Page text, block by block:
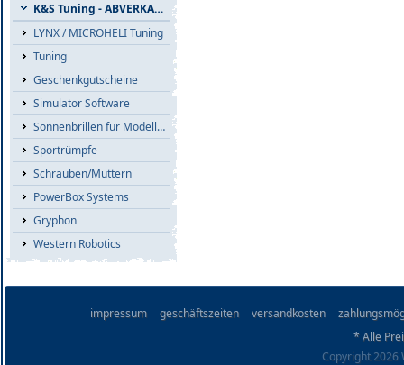
K&S Tuning - ABVERKAUF
LYNX / MICROHELI Tuning
Tuning
Geschenkgutscheine
Simulator Software
Sonnenbrillen für Modellflieger
Sportrümpfe
Schrauben/Muttern
PowerBox Systems
Gryphon
Western Robotics
impressum geschäftszeiten versandkosten
* Alle
Copyright 2026